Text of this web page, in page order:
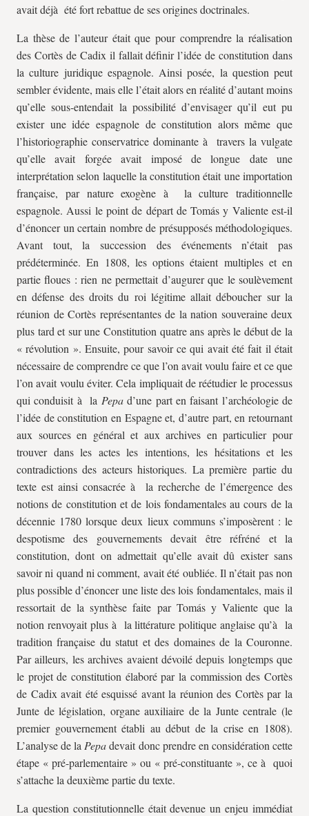
avait déjà été fort rebattue de ses origines doctrinales.
La thèse de l’auteur était que pour comprendre la réalisation
des Cortès de Cadix il fallait définir l’idée de constitution dans
la culture juridique espagnole. Ainsi posée, la question peut
sembler évidente, mais elle l’était alors en réalité d’autant moins
qu’elle sous-entendait la possibilité d’envisager qu’il eut pu
exister une idée espagnole de constitution alors même que
l’historiographie conservatrice dominante à travers la vulgate
qu’elle avait forgée avait imposé de longue date une
interprétation selon laquelle la constitution était une importation
française, par nature exogène à la culture traditionnelle
espagnole. Aussi le point de départ de Tomás y Valiente est-il
d’énoncer un certain nombre de présupposés méthodologiques.
Avant tout, la succession des événements n’était pas
prédéterminée. En 1808, les options étaient multiples et en
partie floues : rien ne permettait d’augurer que le soulèvement
en défense des droits du roi légitime allait déboucher sur la
réunion de Cortès représentantes de la nation souveraine deux
plus tard et sur une Constitution quatre ans après le début de la
« révolution ». Ensuite, pour savoir ce qui avait été fait il était
nécessaire de comprendre ce que l’on avait voulu faire et ce que
l’on avait voulu éviter. Cela impliquait de réétudier le processus
qui conduisit à la Pepad’une part en faisant l’archéologie de
l’idée de constitution en Espagne et, d’autre part, en retournant
aux sources en général et aux archives en particulier pour
trouver dans les actes les intentions, les hésitations et les
contradictions des acteurs historiques. La première partie du
texte est ainsi consacrée à la recherche de l’émergence des
notions de constitution et de lois fondamentales au cours de la
décennie 1780 lorsque deux lieux communs s’imposèrent : le
despotisme des gouvernements devait être réfréné et la
constitution, dont on admettait qu’elle avait dû exister sans
savoir ni quand ni comment, avait été oubliée. Il n’était pas non
plus possible d’énoncer une liste des lois fondamentales, mais il
ressortait de la synthèse faite par Tomás y Valiente que la
notion renvoyait plus à la littérature politique anglaise qu’à la
tradition française du statut et des domaines de la Couronne.
Par ailleurs, les archives avaient dévoilé depuis longtemps que
le projet de constitution élaboré par la commission des Cortès
de Cadix avait été esquissé avant la réunion des Cortès par la
Junte de législation, organe auxiliaire de la Junte centrale (le
premier gouvernement établi au début de la crise en 1808).
L’analyse de la Pepadevait donc prendre en considération cette
étape « pré-parlementaire » ou « pré-constituante », ce à quoi
s’attache la deuxième partie du texte.
La question constitutionnelle était devenue un enjeu immédiat